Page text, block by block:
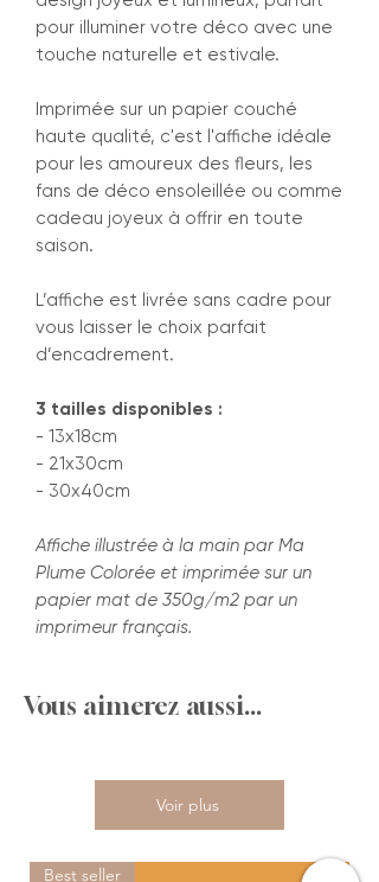
pour illuminer votre déco avec une
touche naturelle et estivale.
Imprimée sur un papier couché
haute qualité, c'est l'affiche idéale
pour les amoureux des fleurs, les
fans de déco ensoleillée ou comme
cadeau joyeux à offrir en toute
saison.
L’affiche est livrée sans cadre pour
vous laisser le choix parfait
d’encadrement.
3 tailles disponibles :
- 13x18cm
- 21x30cm
- 30x40cm
Affiche illustrée à la main par Ma
Plume Colorée et imprimée sur un
papier mat de 350g/m2 par un
imprimeur français.
Vous aimerez aussi...
Voir plus
Best seller